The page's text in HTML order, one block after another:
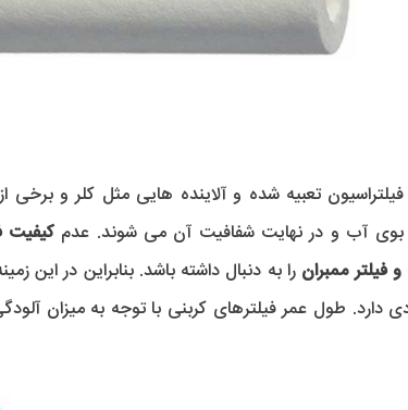
تعبیه شده و آلاینده هایی مثل کلر و
و بوی آب و در نهایت شفافیت آن می شوند. عدمکیفیت
فیلتر ممبران را به دنبال داشته باشد. بنابراین در این